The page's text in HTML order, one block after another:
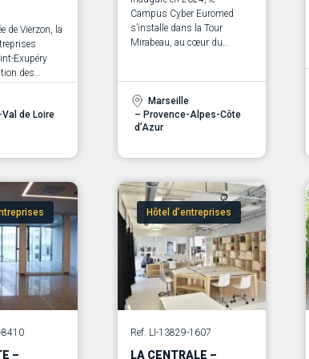
SANS
de Vierzon, la
Exupéry
des
m².
de Loire
Campus Cyber Euromed
s’installe dans la Tour
Mirabeau, au cœur du
Marseille.
Marseille
– Provence-Alpes-Côte
d’Azur
8410
–
Hôtel d’entreprises
Ref. LI-13829-1607
LA CENTRALE –